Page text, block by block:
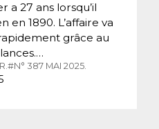
a 27 ans lorsqu’il
en 1890. L’affaire va
grâce au
#N° 387 MAI 2025.